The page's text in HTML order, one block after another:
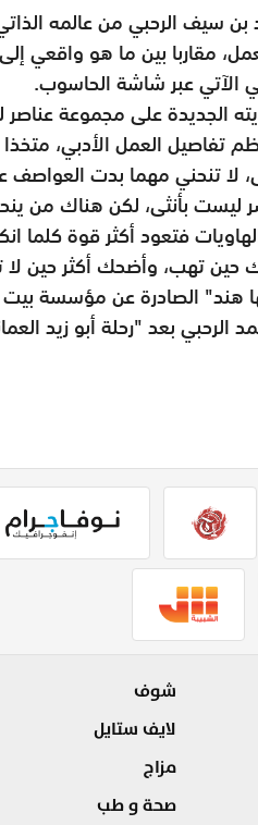
سيف الرحبي من عالمه
مقاربا بين ما هو واقعي
الآتي عبر شاشة الحاسوب.
الجديدة على مجموعة عناصر
تفاصيل العمل الأدبي،
لا تنحني مهما بدت
ليست بأنثى، لكن هناك من
فتعود أكثر قوة كلما
حين تهب، وأضحك أكثر حين
هند" الصادرة عن مؤسسة بيت
الرحبي بعد "رحلة أبو زيد
شوف
لايف ستايل
مزاج
صحة و طب